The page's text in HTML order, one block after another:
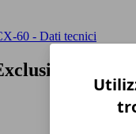
60 - Dati tecnici
Line